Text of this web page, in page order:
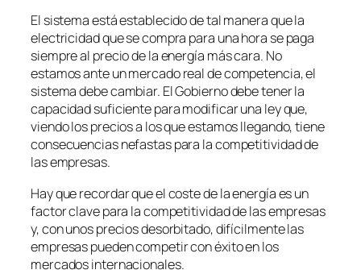
El sistema está establecido de tal manera que la
electricidad que se compra para una hora se paga
siempre al precio de la energía más cara. No
estamos ante un mercado real de competencia, el
sistema debe cambiar. El Gobierno debe tener la
capacidad suficiente para modificar una ley que,
viendo los precios a los que estamos llegando, tiene
consecuencias nefastas para la competitividad de
las empresas.
Hay que recordar que el coste de la energía es un
factor clave para la competitividad de las empresas
y, con unos precios desorbitado, difícilmente las
empresas pueden competir con éxito en los
mercados internacionales.